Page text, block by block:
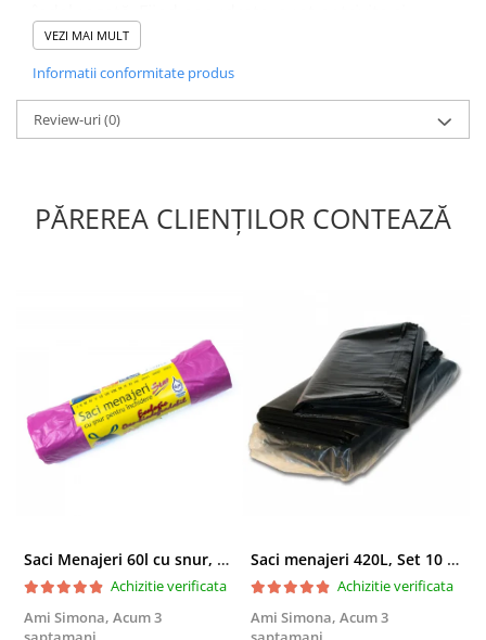
pentru persoanele cu piele sensibilă sau alergice la
latex.
practică, ideal pentru utilizare rapidă și igienică.
Shop - protecția de care ai nevoie, mereu la
VEZI MAI MULT
Informatii conformitate produs
Review-uri(0)
PĂREREA CLIENȚILOR CONTEAZĂ
Saci Menajeri 60l cu snur, Roz, 10buc/rola
Achizitie verificata
Ami Simona, Acum 3
Saci menajeri 420L, Set 10 bucati
Achizitie verificata
Ami Simona, Acum 3